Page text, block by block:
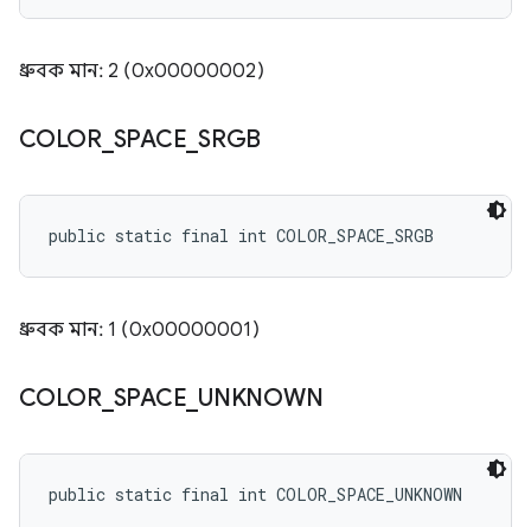
ধ্রুবক মান: 2 (0x00000002)
COLOR_ SPACE SRGB
public static final int COLOR_SPACE_SRGB
ধ্রুবক মান: 1 (0x00000001)
COLOR_ SPACE UNKNOWN
public static final int COLOR_SPACE_UNKNOWN